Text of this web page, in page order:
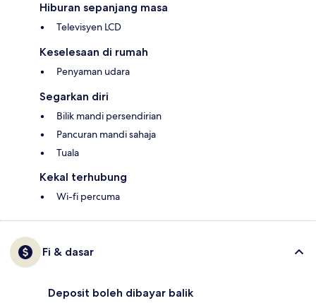
Hiburan sepanjang masa
Televisyen LCD
Keselesaan di rumah
Penyaman udara
Segarkan diri
Bilik mandi persendirian
Pancuran mandi sahaja
Tuala
Kekal terhubung
Wi-fi percuma
Fi & dasar
Deposit boleh dibayar balik